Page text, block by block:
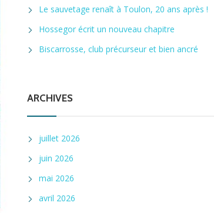
Le sauvetage renaît à Toulon, 20 ans après !
Hossegor écrit un nouveau chapitre
Biscarrosse, club précurseur et bien ancré
ARCHIVES
juillet 2026
juin 2026
mai 2026
avril 2026